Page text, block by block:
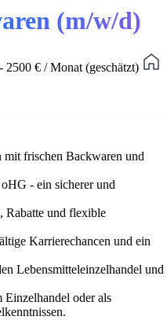
(m/w/d)
2500 € / Monat (geschätzt)
mit frischen Backwaren und
- ein sicherer und
Rabatte und flexible
Karrierechancen und ein
Lebensmitteleinzelhandel und
Einzelhandel oder als